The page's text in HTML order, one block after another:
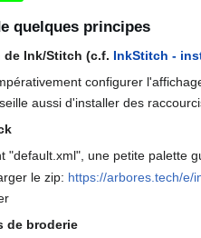
quelques principes
Ink/Stitch (c.f. InkStitch -
configurer
aussi d'installer des
"default.xml", une petite palette
le zip: https://arbores.tech/e/
de broderie